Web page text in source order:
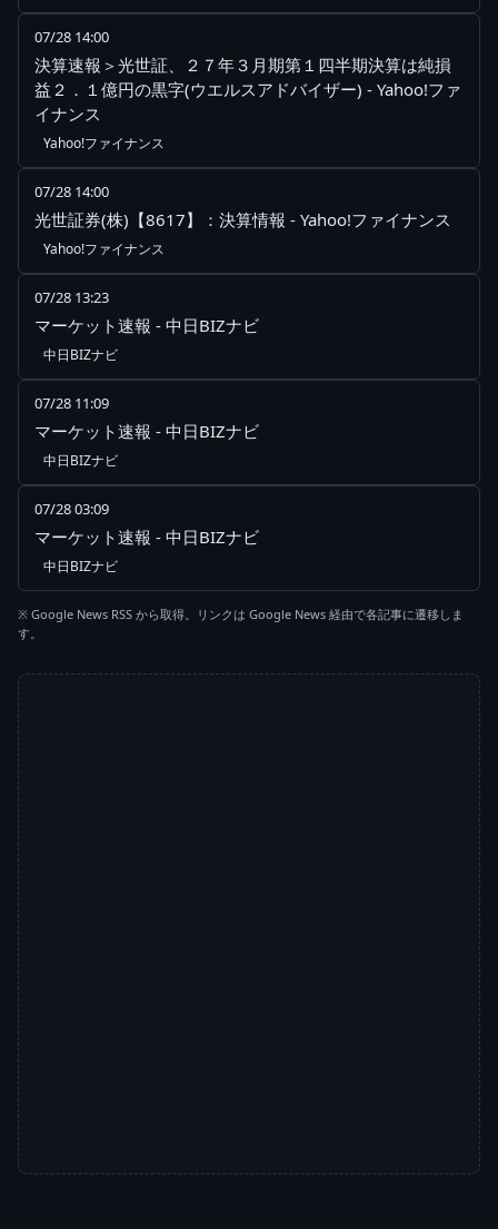
07/28 14:00
決算速報＞光世証、２７年３月期第１四半期決算は純損
益２．１億円の黒字(ウエルスアドバイザー) - Yahoo!ファ
イナンス
Yahoo!ファイナンス
07/28 14:00
光世証券(株)【8617】：決算情報 - Yahoo!ファイナンス
Yahoo!ファイナンス
07/28 13:23
マーケット速報 - 中日BIZナビ
中日BIZナビ
07/28 11:09
マーケット速報 - 中日BIZナビ
中日BIZナビ
07/28 03:09
マーケット速報 - 中日BIZナビ
中日BIZナビ
※ Google News RSS から取得。リンクは Google News 経由で各記事に遷移しま
す。